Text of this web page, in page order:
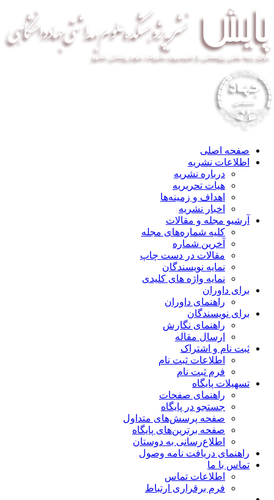
صفحه اصلی
اطلاعات نشریه
درباره نشریه
هیات تحریریه
اهداف و زمینه‌ها
اخبار نشریه
آرشیو مجله و مقالات
کلیه شماره‌های مجله
آخرین شماره
مقالات در دست چاپ
نمایه نویسندگان
نمایه واژه های کلیدی
برای داوران
راهنمای داوران
برای نویسندگان
راهنمای نگارش
ارسال مقاله
ثبت نام و اشتراک
اطلاعات ثبت نام
فرم ثبت نام
تسهیلات پایگاه
راهنمای صفحات
جستجو در پایگاه
صفحه پرسش‌های متداول
صفحه برترین‌های پایگاه
اطلاع‌رسانی به دوستان
راهنمای دریافت نامه وصول
تماس با ما
اطلاعات تماس
فرم برقراری ارتباط